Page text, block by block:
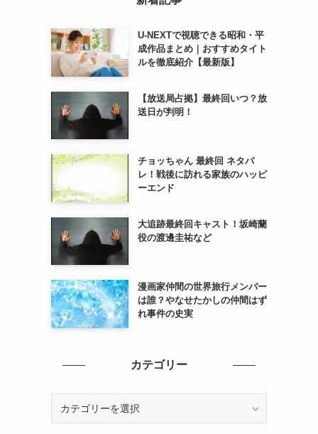
U-NEXTで視聴できる昭和・平
成作品まとめ｜おすすめタイト
ルを徹底紹介【最新版】
【放送局占拠】最終回いつ？放
送日が判明！
チョッちゃん 最終回 ネタバ
レ！戦後に訪れる家族のハッピ
ーエンド
大追跡最終回キャスト！坂崎蘭
役の渡邊圭祐など
漫画家仲間の世界旅行メンバー
は誰？やなせたかしの仲間はず
れ事件の史実
カテゴリー